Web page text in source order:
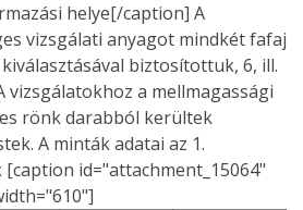
helye[/caption] A
vizsgálati anyagot mindkét fafaj
biztosítottuk, 6, ill.
vizsgálatokhoz a mellmagassági
rönk darabból kerültek
A minták adatai az 1.
id="attachment_15064"